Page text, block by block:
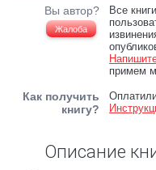
Вы автор?
Жалоба
Все
примем
Как получить
книгу?
Описание